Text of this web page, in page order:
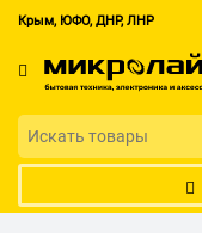
Крым, ЮФО, ДНР, ЛНР